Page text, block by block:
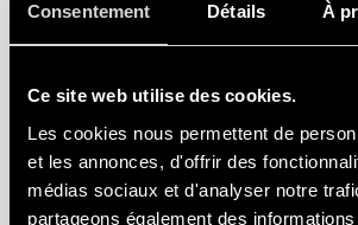
Consentement Détails À
Ce site web utilise des cookies.
Les cookies nous permettent de
et les annonces, d'offrir des
médias sociaux et d'analyser notre
partageons également des